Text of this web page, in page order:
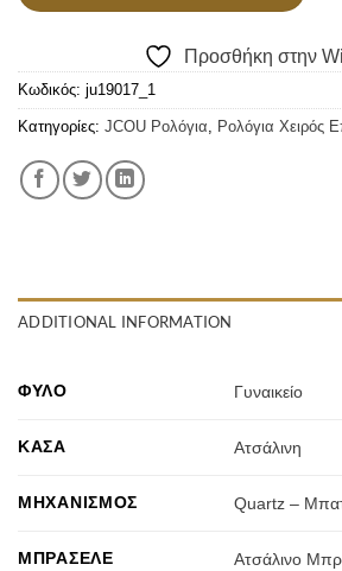
Προσθήκη στην
Κωδικός: ju19017_1
Κατηγορίες: JCOU Ρολόγια, Ρολόγια Χειρός
ADDITIONAL INFORMATION
ΦΎΛΟ Γυναικείο
ΚΆΣΑ Ατσάλινη
ΜΗΧΑΝΙΣΜΌΣ Quartz –
ΜΠΡΑΣΕΛΈ Ατσάλινο